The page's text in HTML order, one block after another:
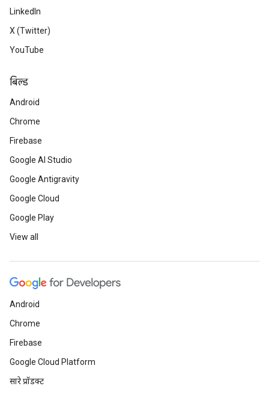
LinkedIn
X (Twitter)
YouTube
बिल्ड
Android
Chrome
Firebase
Google AI Studio
Google Antigravity
Google Cloud
Google Play
View all
Android
Chrome
Firebase
Google Cloud Platform
सारे प्रॉडक्ट